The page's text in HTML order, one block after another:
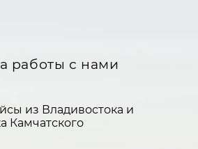
работы с нами
из Владивостока и
Камчатского